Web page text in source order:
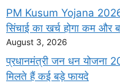
PM Kusum Yojana
सिंचाई का खर्च होगा कम और
August 3, 2026
प्रधानमंत्री जन धन योजना
मिलते हैं कई बड़े फायदे